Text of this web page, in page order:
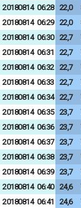
20180814 06:28 22,0
20180814 06:29 22,0
20180814 06:30 22,7
20180814 06:31 22,7
20180814 06:32 22,7
20180814 06:33 22,7
20180814 06:34 22,7
20180814 06:35 23,7
20180814 06:36 23,7
20180814 06:37 23,7
20180814 06:38 23,7
20180814 06:39 23,7
20180814 06:40 24,6
20180814 06:41 24,6